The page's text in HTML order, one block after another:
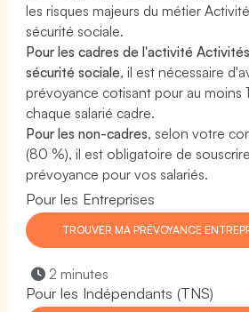
les risques majeurs du métier
sécurité sociale.
Pour les cadres de l'activité
sécurité sociale, il est nécessaire
prévoyance cotisant pour au moins
chaque salarié cadre.
Pour les non-cadres, selon votre
(80 %), il est obligatoire de
prévoyance pour vos salariés.
Pour les Entreprises
TROUVER MA PRÉVOYANCE
2 minutes
Pour les Indépendants (TNS)